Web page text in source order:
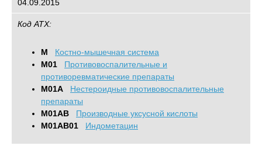
04.09.2015
Код АТХ:
M
Костно-мышечная система
M01
Противовоспалительные и
противоревматические препараты
M01A
Нестероидные противовоспалительные
препараты
M01AB
Производные уксусной кислоты
M01AB01
Индометацин